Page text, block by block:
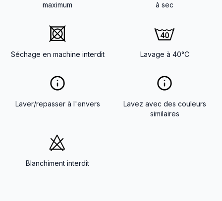
maximum
à sec
Séchage en machine interdit Lavage à 40°C
Laver/repasser à l'envers
Lavez avec des couleurs
similaires
Blanchiment interdit